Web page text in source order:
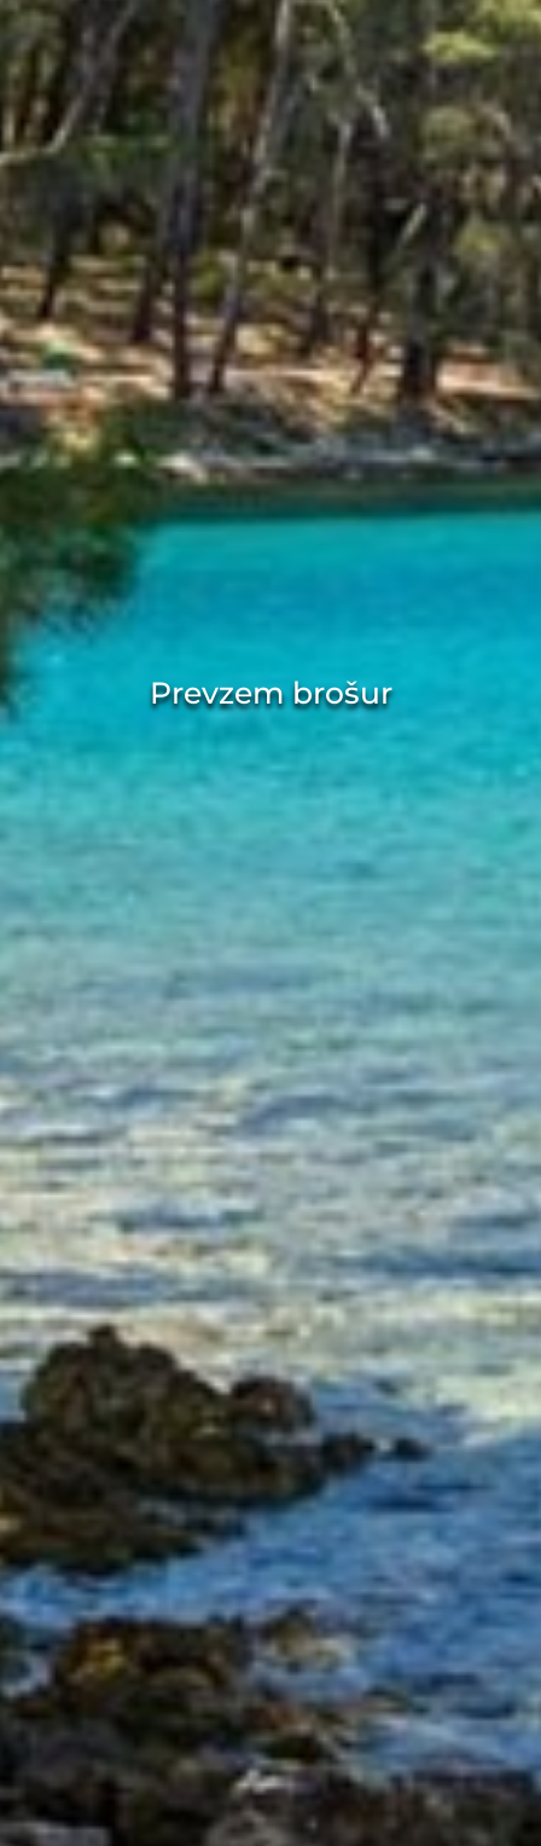
Prevzem brošur